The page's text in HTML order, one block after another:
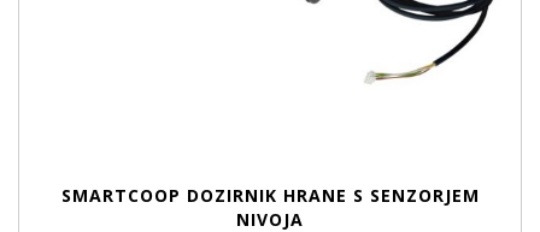
SMARTCOOP DOZIRNIK HRANE S SENZORJEM
NIVOJA